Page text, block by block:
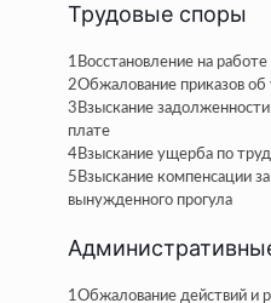
Трудовые споры
1 Восстановление на работе
2Обжалование приказов об
3 Взыскание
плате
4Взыскание ущерба по
5 Взыскание компенсации
вынужденного прогула
1Обжалование действий и